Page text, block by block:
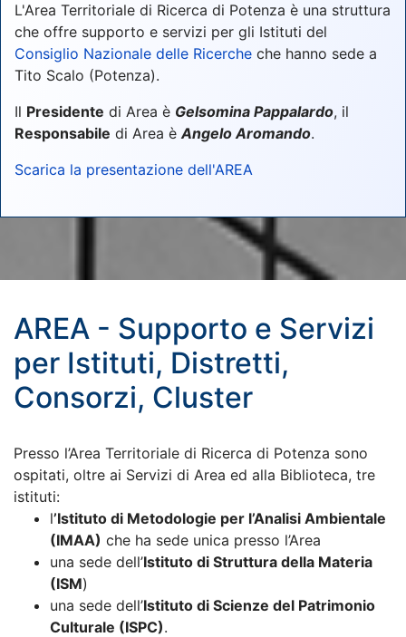
L'Area Territoriale di Ricerca di Potenza è una struttura
che offre supporto e servizi per gli Istituti del
Consiglio Nazionale delle Ricerche che hanno sede a
Tito Scalo (Potenza).
Il Presidente di Area è Gelsomina Pappalardo, il
Responsabile di Area èAngelo Aromando.
Scarica la presentazione dell'AREA
AREA - Supporto e Servizi
per Istituti, Distretti,
Consorzi, Cluster
Presso l’Area Territoriale di Ricerca di Potenza sono
ospitati, oltre ai Servizi di Area ed alla Biblioteca, tre
istituti:
l’Istituto di Metodologie per l’Analisi Ambientale
(IMAA) che ha sede unica presso l’Area
una sede dell’Istituto di Struttura della Materia
(ISM)
una sede dell’Istituto di Scienze del Patrimonio
Culturale (ISPC).